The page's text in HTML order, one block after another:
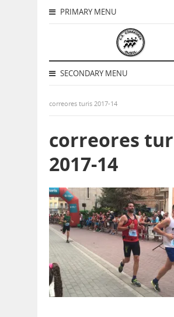
PRIMARY MENU
SECONDARY MENU
correores turis 2017-14
correores
2017-14